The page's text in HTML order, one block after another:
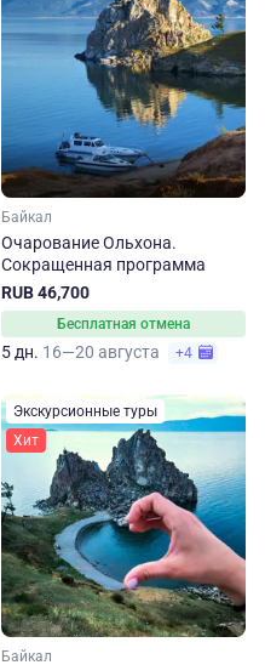
Байкал
Очарование Ольхона.
Сокращенная программа
RUB 46,700
Бесплатная отмена
5 дн. 16—20 августа +4
Экскурсионные туры
Хит
Байкал